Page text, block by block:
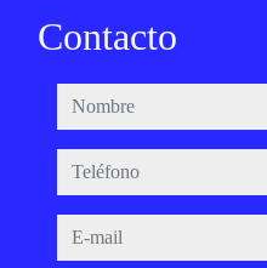
Contacto
nombre
teléfono
e-mail